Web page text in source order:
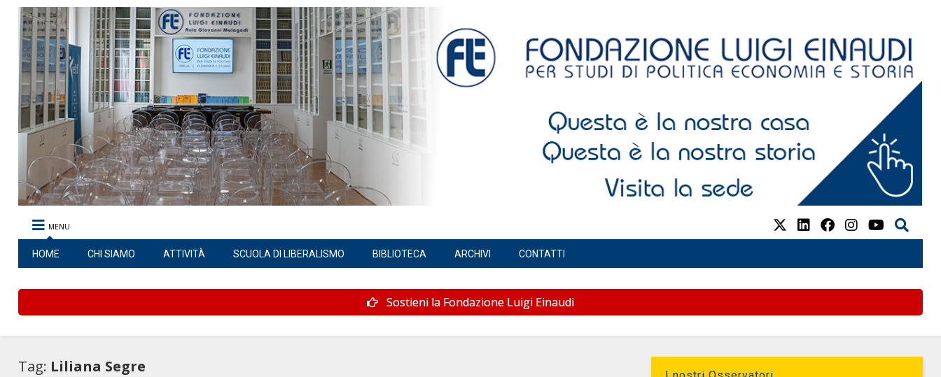
MENU
HOME CHI SIAMO ATTIVITÀ SCUOLA DI LIBERALISMO BIBLIOTECA ARCHIVI CONTATTI
Sostieni la Fondazione Luigi Einaudi
Tag: Liliana Segre